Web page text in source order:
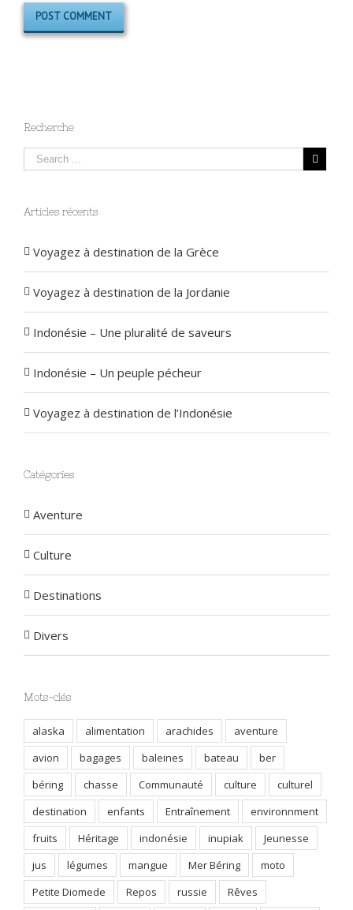
Recherche
Articles récents
Voyagez à destination de la Grèce
Voyagez à destination de la Jordanie
Indonésie – Une pluralité de saveurs
Indonésie – Un peuple pécheur
Voyagez à destination de l’Indonésie
Catégories
Aventure
Culture
Destinations
Divers
Mots-clés
alaska alimentation arachides
aventure
avion
bagages baleines bateau
ber
béring
chasse Communauté culture
culturel
destination
enfants Entraînement
environnment
fruits
Héritage indonésie inupiak
Jeunesse
jus
légumes mangue Mer Béring
moto
Petite Diomede
Repos russie
Rêves